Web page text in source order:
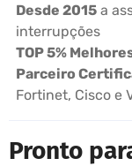
Desde 2015 a
interrupções
TOP 5%
Parceiro
Fortinet, Cisco e
Pronto